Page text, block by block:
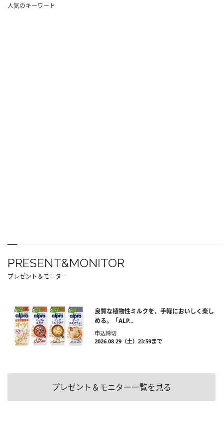
人気のキーワード
PRESENT&MONITOR
プレゼント＆モニター
良質な植物性ミルクを、手軽においしく楽し
める。「ALP...
申込締切
2026.08.29（土）23:59まで
プレゼント＆モニター一覧を見る